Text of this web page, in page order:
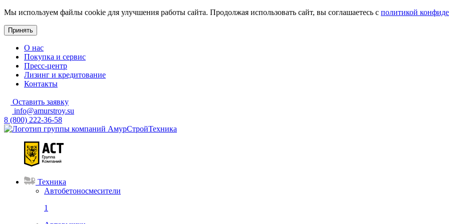
Мы используем файлы cookie для улучшения работы сайта. Продолжая использовать сайт, вы соглашаетесь с политикой
Принять
О нас
Покупка и сервис
Пресс-центр
Лизинг и кредитование
Контакты
Оставить заявку
info@amurstroy.su
8 (800) 222-36-58
Техника
Автобетоносмесители
1